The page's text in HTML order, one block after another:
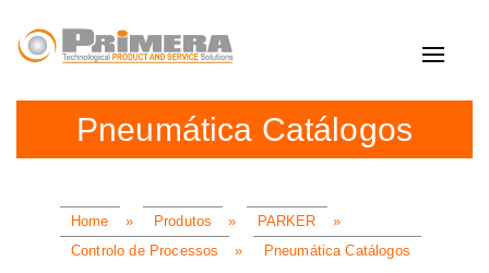
Toggle
Pneumática Catálogos
Home » Produtos » PARKER
»
Controlo de Processos
» Pneumática Catálogos